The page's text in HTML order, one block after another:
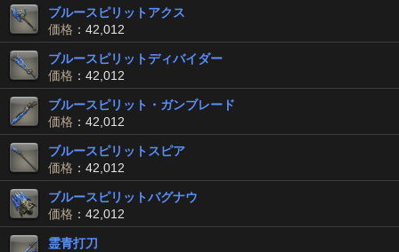
ブルースピリットアクス
価格 ：42,012
ブルースピリットディバイダー
価格 ：42,012
ブルースピリット・ガンブレード
価格 ：42,012
ブルースピリットスピア
価格 ：42,012
ブルースピリットバグナウ
価格 ：42,012
霊青打刀